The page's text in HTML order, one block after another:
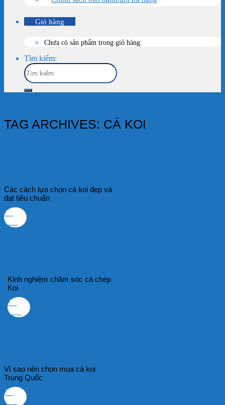
Giỏ hàng
Chưa có sản phẩm trong giỏ hàng.
Tìm kiếm:
TAG ARCHIVES: CÁ KOI
Các cách lựa chọn cá koi đẹp và
đạt tiêu chuẩn
10
Th9
Kinh nghiệm chăm sóc cá chép
Koi
10
Th9
Vì sao nên chọn mua cá koi
Trung Quốc
10
Th9